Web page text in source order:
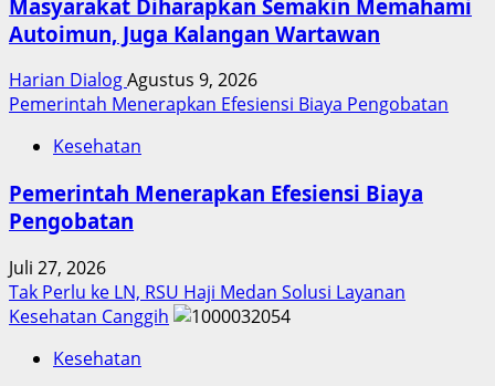
Masyarakat Diharapkan Semakin Memahami
Autoimun, Juga Kalangan Wartawan
Harian DialogAgustus 9, 2026
Pemerintah Menerapkan Efesiensi Biaya Pengobatan
Kesehatan
Pemerintah Menerapkan Efesiensi Biaya
Pengobatan
Juli 27, 2026
Tak Perlu ke LN, RSU Haji Medan Solusi Layanan
Kesehatan Canggih
Kesehatan